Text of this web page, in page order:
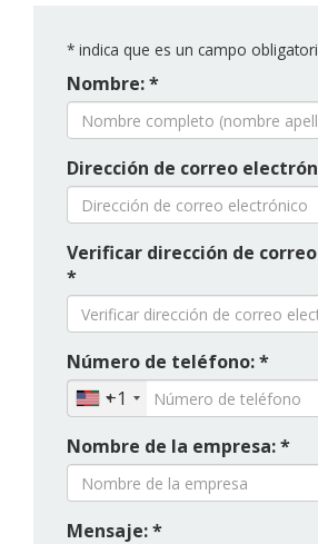
* indica que es un campo
Nombre: *
Dirección de correo
Verificar dirección de
*
Número de teléfono: *
+1
Nombre de la empresa: *
Mensaje: *